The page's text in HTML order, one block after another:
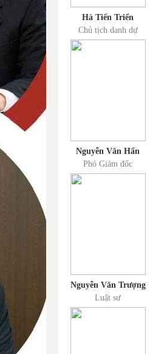
Hà Tiến Triển
Chủ tịch danh dự
Nguyễn Văn Hẩn
Phó Giám đốc
Nguyễn Văn Trượng
Luật sư